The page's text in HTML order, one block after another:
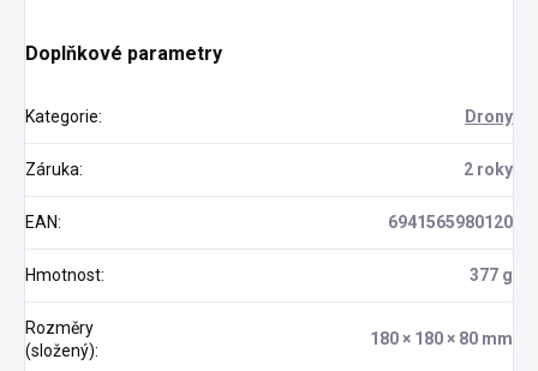
Doplňkové parametry
Kategorie: Drony
Záruka: 2 roky
EAN: 6941565980120
Hmotnost: 377 g
Rozměry
(složený):
180 × 180 × 80 mm